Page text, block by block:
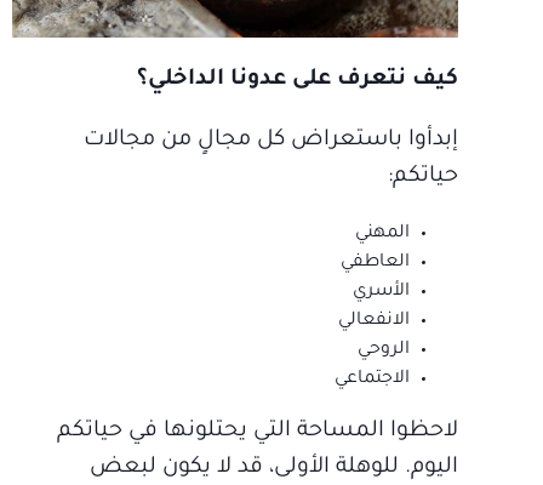
كيف نتعرف على عدونا الداخلي؟
إبدأوا باستعراض كل مجالٍ من مجالات
حياتكم:
المهني
العاطفي
الأسري
الانفعالي
الروحي
الاجتماعي
لاحظوا المساحة التي يحتلونها في حياتكم
اليوم. للوهلة الأولى، قد لا يكون لبعض